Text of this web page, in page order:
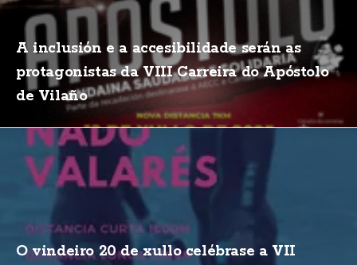
A inclusión e a accesibilidade serán as
protagonistas da VIII Carreira do Apóstolo
de Vilaño
O vindeiro 20 de xullo celébrase a VII